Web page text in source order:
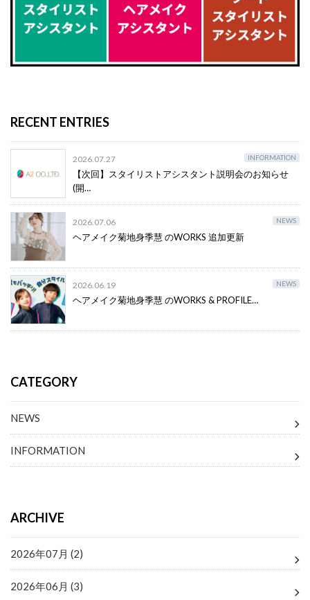
RECENT ENTRIES
2026.07.27 INFORMATION
【次回】スタイリストアシスタント説明会のお知らせ
(開…
2026.07.06 NEWS
ヘアメイク菊地身季慧 のWORKS 追加更新
2026.06.19 NEWS
ヘアメイク菊地身季慧 のWORKS & PROFILE…
CATEGORY
NEWS
INFORMATION
ARCHIVE
2026年07月 (2)
2026年06月 (3)